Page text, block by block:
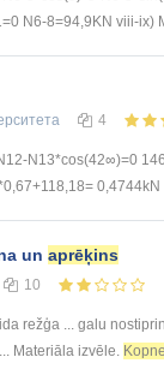
N6-8=94,9KN viii-ix)
4
N13*cos(42∞)=0
0,4744kN
un aprēķins
10
režģa ... galu
Materiāla izvēle.